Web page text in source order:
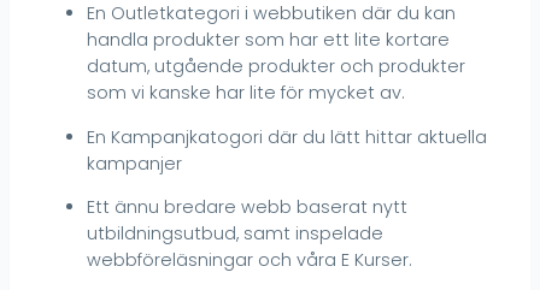
En Outletkategori i webbutiken där du kan
handla produkter som har ett lite kortare
datum, utgående produkter och produkter
som vi kanske har lite för mycket av.
En Kampanjkatogori där du lätt hittar aktuella
kampanjer
Ett ännu bredare webb baserat nytt
utbildningsutbud, samt inspelade
webbföreläsningar och våra E Kurser.